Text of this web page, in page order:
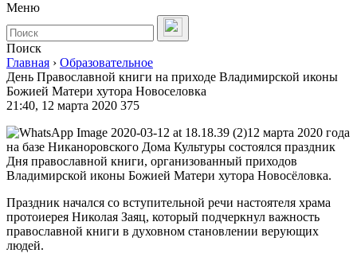
Меню
Поиск
Главная › Образовательное
День Православной книги на приходе Владимирской иконы
Божией Матери хутора Новоселовка
21:40, 12 марта 2020 375
12 марта 2020 года
на базе Никаноровского Дома Культуры состоялся праздник
Дня православной книги, организованный приходов
Владимирской иконы Божией Матери хутора Новосёловка.
Праздник начался со вступительной речи настоятеля храма
протоиерея Николая Заяц, который подчеркнул важность
православной книги в духовном становлении верующих
людей.